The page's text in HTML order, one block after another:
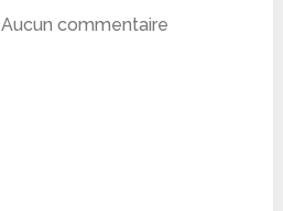
Aucun commentaire